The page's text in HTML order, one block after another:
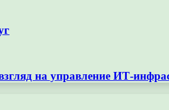
на управление ИТ-